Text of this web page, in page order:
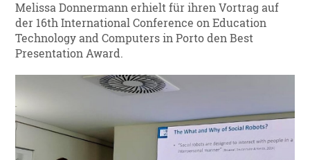
Melissa Donnermann erhielt für ihren Vortrag auf
der 16th International Conference on Education
Technology and Computers in Porto den Best
Presentation Award.